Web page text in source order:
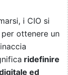
i CIO si
ottenere un
ridefinire
ed